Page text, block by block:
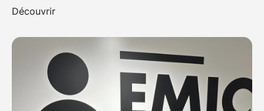
Découvrir